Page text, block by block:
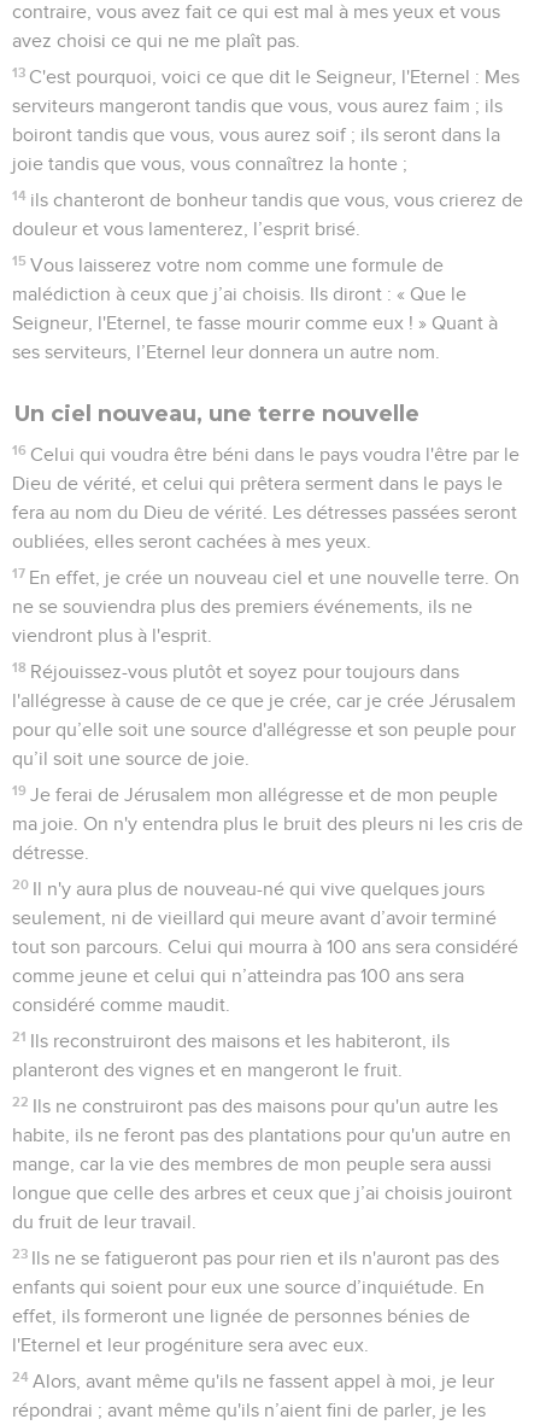
contraire, vous avez fait ce qui est mal à mes yeux et vous
avez choisi ce qui ne me plaît pas.
13 C'est pourquoi, voici ce que dit le Seigneur, l'Eternel : Mes
serviteurs mangeront tandis que vous, vous aurez faim ; ils
boiront tandis que vous, vous aurez soif ; ils seront dans la
joie tandis que vous, vous connaîtrez la honte ;
14 ils chanteront de bonheur tandis que vous, vous crierez de
douleur et vous lamenterez, l’esprit brisé.
15 Vous laisserez votre nom comme une formule de
malédiction à ceux que j’ai choisis. Ils diront : « Que le
Seigneur, l'Eternel, te fasse mourir comme eux ! » Quant à
ses serviteurs, l’Eternel leur donnera un autre nom.
Un ciel nouveau, une terre nouvelle
16 Celui qui voudra être béni dans le pays voudra l'être par le
Dieu de vérité, et celui qui prêtera serment dans le pays le
fera au nom du Dieu de vérité. Les détresses passées seront
oubliées, elles seront cachées à mes yeux.
17 En effet, je crée un nouveau ciel et une nouvelle terre. On
ne se souviendra plus des premiers événements, ils ne
viendront plus à l'esprit.
18 Réjouissez-vous plutôt et soyez pour toujours dans
l'allégresse à cause de ce que je crée, car je crée Jérusalem
pour qu’elle soit une source d'allégresse et son peuple pour
qu’il soit une source de joie.
19 Je ferai de Jérusalem mon allégresse et de mon peuple
ma joie. On n'y entendra plus le bruit des pleurs ni les cris de
détresse.
20 Il n'y aura plus de nouveau-né qui vive quelques jours
seulement, ni de vieillard qui meure avant d’avoir terminé
tout son parcours. Celui qui mourra à 100 ans sera considéré
comme jeune et celui qui n’atteindra pas 100 ans sera
considéré comme maudit.
21 Ils reconstruiront des maisons et les habiteront, ils
planteront des vignes et en mangeront le fruit.
22 Ils ne construiront pas des maisons pour qu'un autre les
habite, ils ne feront pas des plantations pour qu'un autre en
mange, car la vie des membres de mon peuple sera aussi
longue que celle des arbres et ceux que j’ai choisis jouiront
du fruit de leur travail.
23 Ils ne se fatigueront pas pour rien et ils n'auront pas des
enfants qui soient pour eux une source d’inquiétude. En
effet, ils formeront une lignée de personnes bénies de
l'Eternel et leur progéniture sera avec eux.
24 Alors, avant même qu'ils ne fassent appel à moi, je leur
répondrai ; avant même qu'ils n’aient fini de parler, je les